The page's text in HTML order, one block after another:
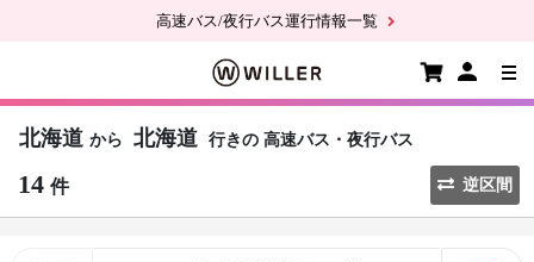
高速バス/夜行バス運行情報一覧
北海道 から 北海道 行きの 高速バス・夜行バス
14 件 逆区間